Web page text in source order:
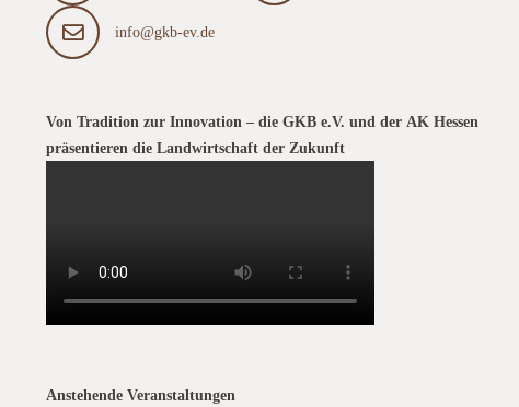
info@gkb-ev.de
Von Tradition zur Innovation – die GKB e.V. und der AK Hessen
präsentieren die Landwirtschaft der Zukunft
Anstehende Veranstaltungen